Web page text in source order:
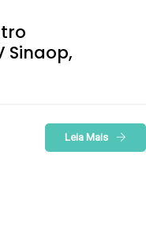
Sinaop,
Leia Mais